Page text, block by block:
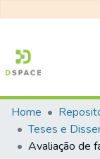
Communities &
All of DSpace
Home